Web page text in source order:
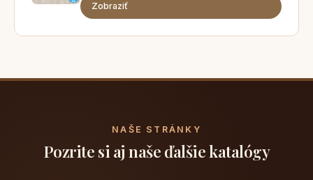
Zobraziť
NAŠE STRÁNKY
Pozrite si aj naše ďalšie katalógy